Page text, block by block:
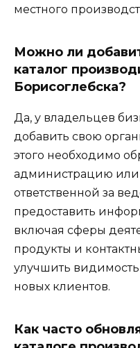
местного
Можно ли
каталог
Борисоглебска?
Да, у владельцев
добавить свою
этого необходимо
администрацию или
ответственной за
предоставить
включая сферы
продукты и
улучшить
новых клиентов.
Как часто